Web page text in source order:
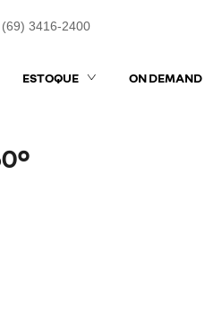
(69) 3416-2400
ESTOQUE ON DEMAND